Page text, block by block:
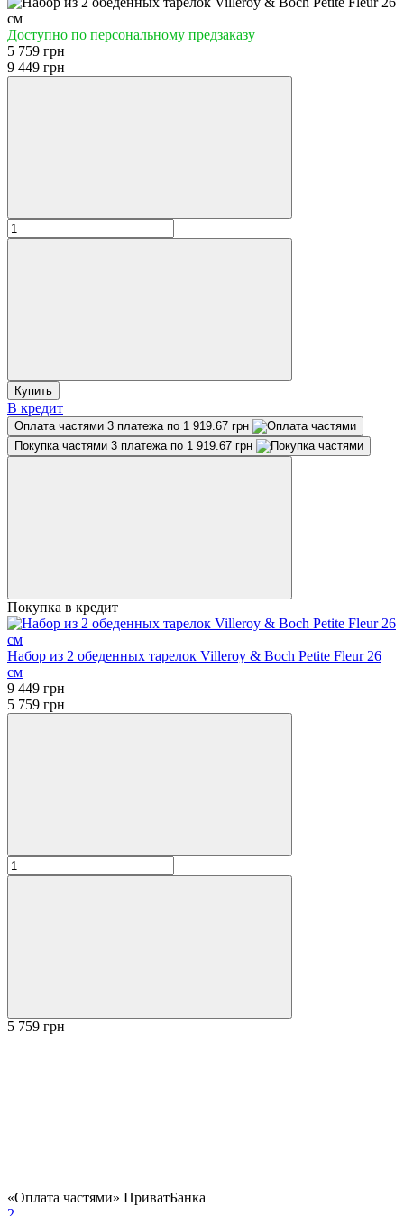
Доступно по персональному предзаказу
5 759 грн
9 449 грн
Купить
В кредит
Оплата частями 3 платежа по 1 919.67 грн
Покупка частями 3 платежа по 1 919.67 грн
Покупка в кредит
Набор из 2 обеденных тарелок Villeroy & Boch Petite Fleur 26
см
9 449 грн
5 759 грн
5 759 грн
«Оплата частями» ПриватБанка